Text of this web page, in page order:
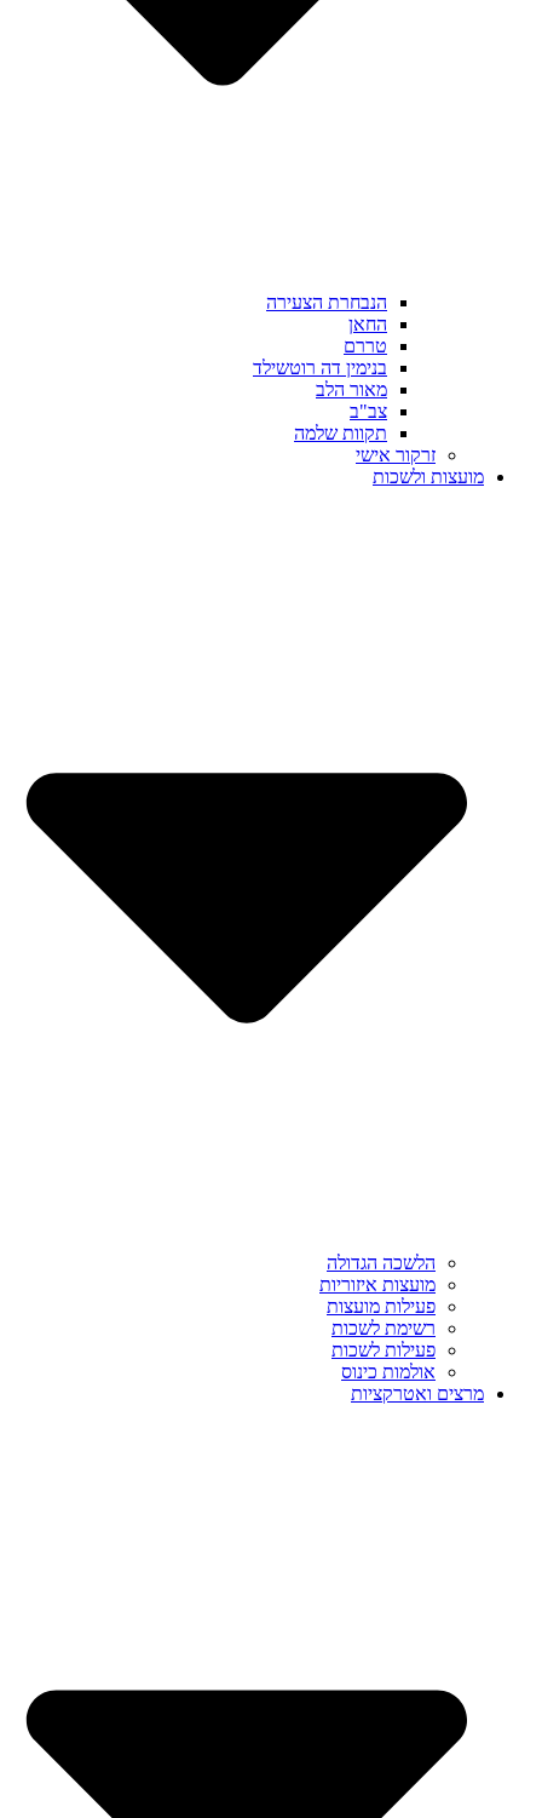
הנבחרת הצעירה
החאן
טררם
בנימין דה רוטשילד
מאור הלב
צב"ב
תקוות שלמה
זרקור אישי
מועצות ולשכות
הלשכה הגדולה
מועצות איזוריות
פעילות מועצות
רשימת לשכות
פעילות לשכות
אולמות כינוס
מרצים ואטרקציות